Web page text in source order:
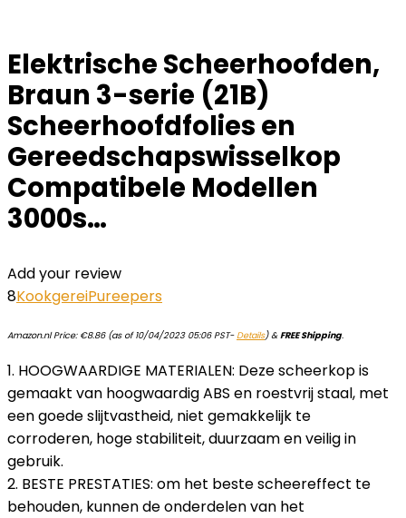
Elektrische Scheerhoofden,
Braun 3-serie (21B)
Scheerhoofdfolies en
Gereedschapswisselkop
Compatibele Modellen
3000s…
Add your review
8KookgereiPureepers
Amazon.nl Price: €8.86(as of 10/04/2023 05:06 PST-Details)&FREE Shipping.
1. HOOGWAARDIGE MATERIALEN: Deze scheerkop is
gemaakt van hoogwaardig ABS en roestvrij staal, met
een goede slijtvastheid, niet gemakkelijk te
corroderen, hoge stabiliteit, duurzaam en veilig in
gebruik.
2. BESTE PRESTATIES: om het beste scheereffect te
behouden, kunnen de onderdelen van het